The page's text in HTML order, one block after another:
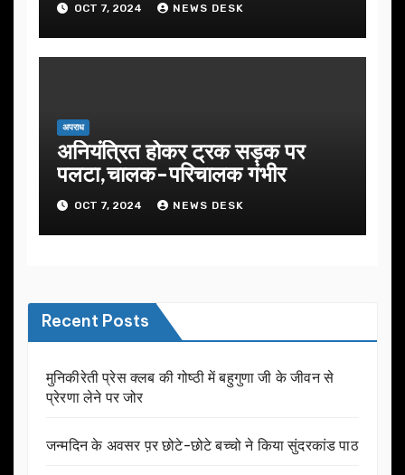
OCT 7, 2024 NEWS DESK
अपराध
अनियंत्रित होकर ट्रक सड़क पर
पलटा,चालक-परिचालक गंभीर
OCT 7, 2024 NEWS DESK
Recent Posts
मुनिकीरेती प्रेस क्लब की गोष्ठी में बहुगुणा जी के जीवन से
प्रेरणा लेने पर जोर
जन्मदिन के अवसर प़र छोटे-छोटे बच्चो ने किया सुंदरकांड पाठ